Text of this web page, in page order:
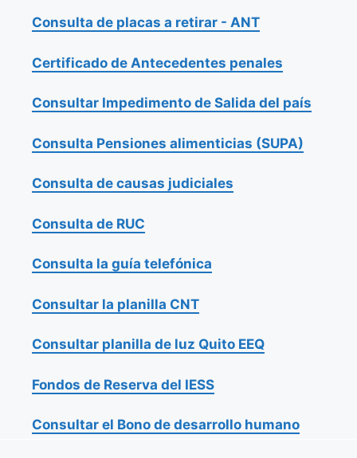
Consulta de placas a retirar - ANT
Certificado de Antecedentes penales
Consultar Impedimento de Salida del país
Consulta Pensiones alimenticias (SUPA)
Consulta de causas judiciales
Consulta de RUC
Consulta la guía telefónica
Consultar la planilla CNT
Consultar planilla de luz Quito EEQ
Fondos de Reserva del IESS
Consultar el Bono de desarrollo humano